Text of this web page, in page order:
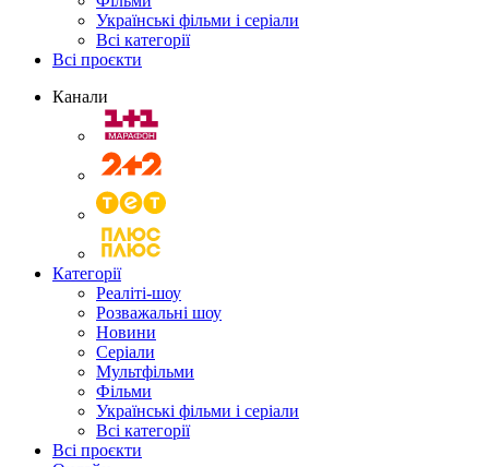
Українські фільми і серіали
Всі категорії
Всі проєкти
Канали
Категорії
Реаліті-шоу
Розважальні шоу
Новини
Серіали
Мультфільми
Фільми
Українські фільми і серіали
Всі категорії
Всі проєкти